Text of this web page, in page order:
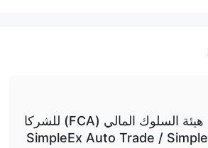
قائمة التحذير من هيئة السلوك المالي (FCA) للشركا
ت غير المرخصة SimpleEx Auto Trade / Simple